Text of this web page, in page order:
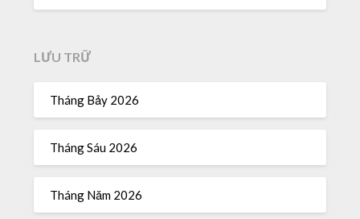
LƯU TRỮ
Tháng Bảy 2026
Tháng Sáu 2026
Tháng Năm 2026